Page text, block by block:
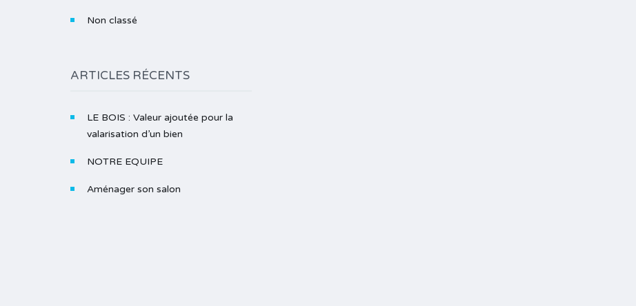
Non classé
ARTICLES RÉCENTS
LE BOIS : Valeur ajoutée pour la
valarisation d’un bien
NOTRE EQUIPE
Aménager son salon